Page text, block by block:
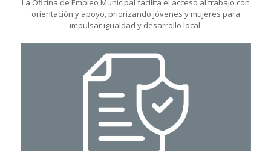
orientación y apoyo, priorizando jóvenes y mujeres para
impulsar igualdad y desarrollo local.